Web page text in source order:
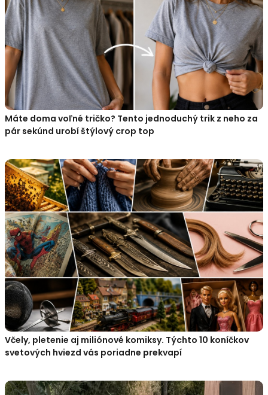
Máte doma voľné tričko? Tento jednoduchý trik z neho za
pár sekúnd urobí štýlový crop top
Včely, pletenie aj miliónové komiksy. Týchto 10 koníčkov
svetových hviezd vás poriadne prekvapí